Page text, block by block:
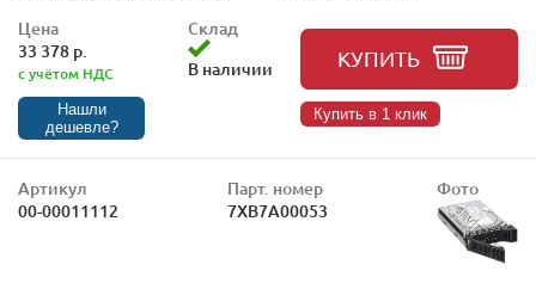
Цена
33 378 р.
с учётом НДС
Нашли
дешевле?
Склад
В наличии
КУПИТЬ
Купить в 1 клик
Артикул
00-00011112
Парт. номер
7XB7A00053
Фото